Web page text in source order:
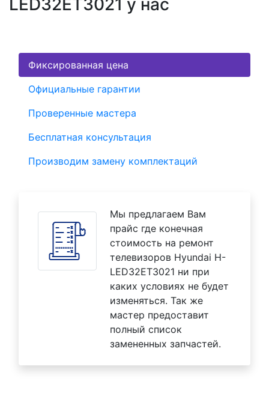
LED32ET3021 у нас
Фиксированная цена
Официальные гарантии
Проверенные мастера
Бесплатная консультация
Производим замену комплектаций
Мы предлагаем Вам
прайс где конечная
стоимость на ремонт
телевизоров Hyundai H-
LED32ET3021 ни при
каких условиях не будет
изменяться. Так же
мастер предоставит
полный список
замененных запчастей.